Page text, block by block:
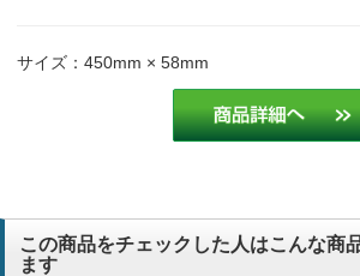
サイズ：450mm × 58mm
この商品をチェックした人はこんな商
ます